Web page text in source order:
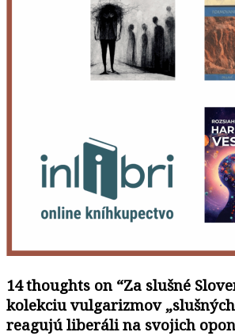
14 thoughts on “Za slušné
kolekciu vulgarizmov
reagujú liberáli na svojich